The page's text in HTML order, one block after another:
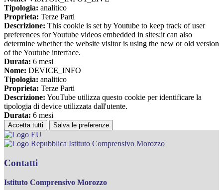
Tipologia: analitico
Proprieta: Terze Parti
Descrizione: This cookie is set by Youtube to keep track of user
preferences for Youtube videos embedded in sites;it can also
determine whether the website visitor is using the new or old version
of the Youtube interface.
Durata: 6 mesi
Nome: DEVICE_INFO
Tipologia: analitico
Proprieta: Terze Parti
Descrizione: YouTube utilizza questo cookie per identificare la
tipologia di device utilizzata dall'utente.
Durata: 6 mesi
Accetta tutti Salva le preferenze
Istituto Comprensivo Morozzo
Contatti
Istituto Comprensivo Morozzo